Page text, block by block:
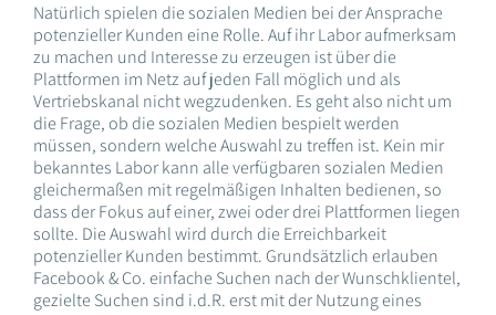
Natürlich spielen die sozialen Medien bei der Ansprache
potenzieller Kunden eine Rolle. Auf ihr Labor aufmerksam
zu machen und Interesse zu erzeugen ist über die
Plattformen im Netz auf jeden Fall möglich und als
Vertriebskanal nicht wegzudenken. Es geht also nicht um
die Frage, ob die sozialen Medien bespielt werden
müssen, sondern welche Auswahl zu treffen ist. Kein mir
bekanntes Labor kann alle verfügbaren sozialen Medien
gleichermaßen mit regelmäßigen Inhalten bedienen, so
dass der Fokus auf einer, zwei oder drei Plattformen liegen
sollte. Die Auswahl wird durch die Erreichbarkeit
potenzieller Kunden bestimmt. Grundsätzlich erlauben
Facebook & Co. einfache Suchen nach der Wunschklientel,
gezielte Suchen sind i.d.R. erst mit der Nutzung eines